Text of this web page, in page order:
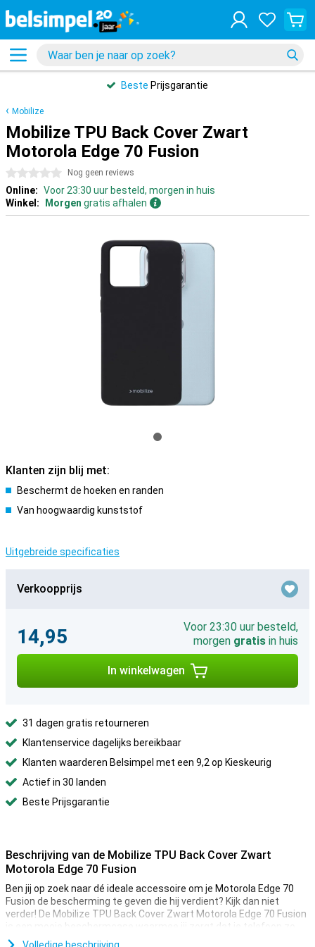
Beste Prijsgarantie
Mobilize
Mobilize TPU Back Cover Zwart
Motorola Edge 70 Fusion
0 sterren Nog geen reviews
Online: Voor 23:30 uur besteld, morgen in huis
Winkel:
Morgen gratis afhalen
Klanten zijn blij met:
Beschermt de hoeken en randen
Van hoogwaardig kunststof
Uitgebreide specificaties
Verkoopprijs
14,95
Voor 23:30 uur besteld,
morgen gratis in huis
In winkelwagen
31 dagen gratis retourneren
Klantenservice dagelijks bereikbaar
Klanten waarderen Belsimpel met een 9,2 op Kieskeurig
Actief in 30 landen
Beste Prijsgarantie
Beschrijving van de Mobilize TPU Back Cover Zwart
Motorola Edge 70 Fusion
Ben jij op zoek naar dé ideale accessoire om je Motorola Edge 70
Fusion de bescherming te geven die hij verdient? Kijk dan niet
verder! De Mobilize TPU Back Cover Zwart Motorola Edge 70 Fusion
is een mooie beschermcase waarmee jij zorgt dat je telefoon zo
lang mogelijk mee gaat.